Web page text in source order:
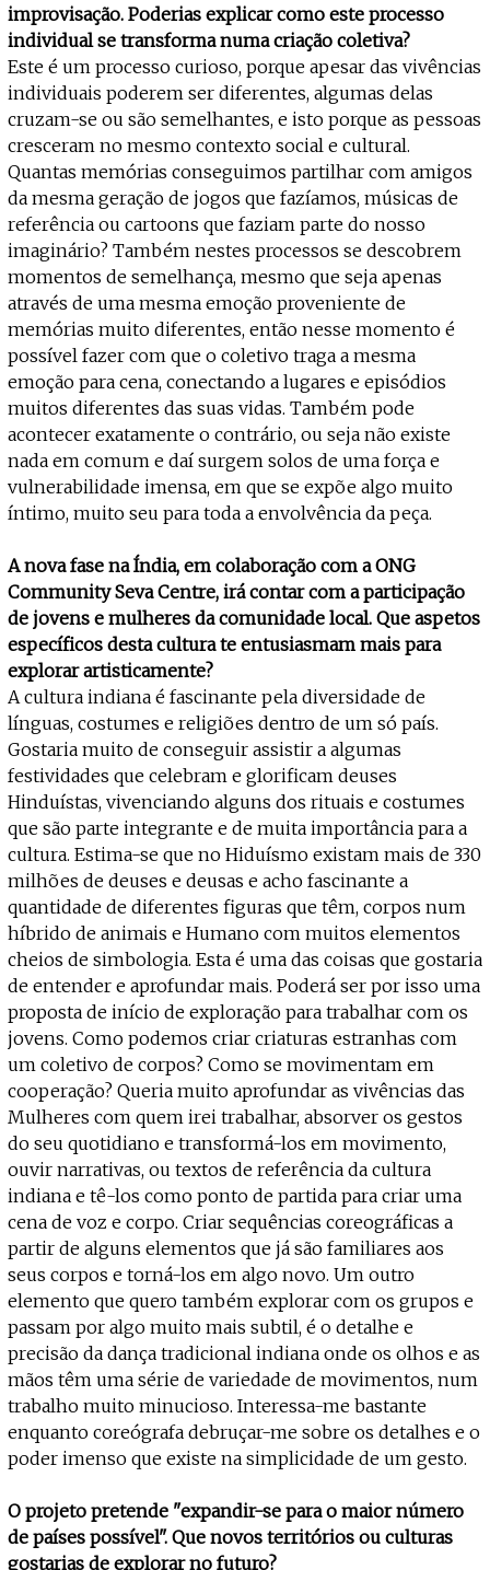
improvisação. Poderias explicar como este processo
individual se transforma numa criação coletiva?
Este é um processo curioso, porque apesar das vivências
individuais poderem ser diferentes, algumas delas
cruzam-se ou são semelhantes, e isto porque as pessoas
cresceram no mesmo contexto social e cultural.
Quantas memórias conseguimos partilhar com amigos
da mesma geração de jogos que fazíamos, músicas de
referência ou cartoons que faziam parte do nosso
imaginário? Também nestes processos se descobrem
momentos de semelhança, mesmo que seja apenas
através de uma mesma emoção proveniente de
memórias muito diferentes, então nesse momento é
possível fazer com que o coletivo traga a mesma
emoção para cena, conectando a lugares e episódios
muitos diferentes das suas vidas. Também pode
acontecer exatamente o contrário, ou seja não existe
nada em comum e daí surgem solos de uma força e
vulnerabilidade imensa, em que se expõe algo muito
íntimo, muito seu para toda a envolvência da peça.
A nova fase na Índia, em colaboração com a ONG
Community Seva Centre, irá contar com a participação
de jovens e mulheres da comunidade local. Que aspetos
específicos desta cultura te entusiasmam mais para
explorar artisticamente?
A cultura indiana é fascinante pela diversidade de
línguas, costumes e religiões dentro de um só país.
Gostaria muito de conseguir assistir a algumas
festividades que celebram e glorificam deuses
Hinduístas, vivenciando alguns dos rituais e costumes
que são parte integrante e de muita importância para a
cultura. Estima-se que no Hiduísmo existam mais de 330
milhões de deuses e deusas e acho fascinante a
quantidade de diferentes figuras que têm, corpos num
híbrido de animais e Humano com muitos elementos
cheios de simbologia. Esta é uma das coisas que gostaria
de entender e aprofundar mais. Poderá ser por isso uma
proposta de início de exploração para trabalhar com os
jovens. Como podemos criar criaturas estranhas com
um coletivo de corpos? Como se movimentam em
cooperação? Queria muito aprofundar as vivências das
Mulheres com quem irei trabalhar, absorver os gestos
do seu quotidiano e transformá-los em movimento,
ouvir narrativas, ou textos de referência da cultura
indiana e tê-los como ponto de partida para criar uma
cena de voz e corpo. Criar sequências coreográficas a
partir de alguns elementos que já são familiares aos
seus corpos e torná-los em algo novo. Um outro
elemento que quero também explorar com os grupos e
passam por algo muito mais subtil, é o detalhe e
precisão da dança tradicional indiana onde os olhos e as
mãos têm uma série de variedade de movimentos, num
trabalho muito minucioso. Interessa-me bastante
enquanto coreógrafa debruçar-me sobre os detalhes e o
poder imenso que existe na simplicidade de um gesto.
O projeto pretende "expandir-se para o maior número
de países possível". Que novos territórios ou culturas
gostarias de explorar no futuro?